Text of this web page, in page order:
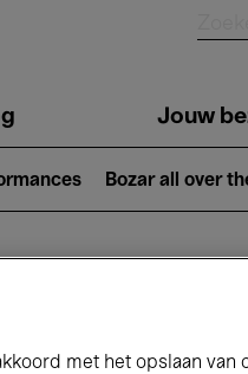
Jouw
Bozar all over
met het opslaan van